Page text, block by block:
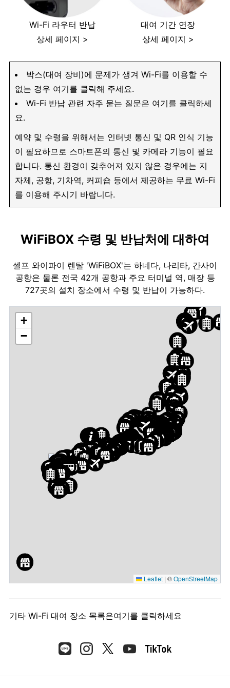
Wi-Fi 라우터 반납
상세 페이지 >
대여 기간 연장
상세 페이지 >
박스(대여 장비)에 문제가 생겨 Wi-Fi를 이용할 수
없는 경우 여기를 클릭해 주세요.
Wi-Fi 반납 관련 자주 묻는 질문은 여기를 클릭하세
요.
예약 및 수령을 위해서는 인터넷 통신 및 QR 인식 기능
이 필요하므로 스마트폰의 통신 및 카메라 기능이 필요
합니다. 통신 환경이 갖추어져 있지 않은 경우에는 지
자체, 공항, 기차역, 커피숍 등에서 제공하는 무료 Wi-Fi
를 이용해 주시기 바랍니다.
WiFiBOX 수령 및 반납처에 대하여
셀프 와이파이 렌탈 'WiFiBOX'는 하네다, 나리타, 간사이
공항은 물론 전국 42개 공항과 주요 터미널 역, 매장 등
727곳의 설치 장소에서 수령 및 반납이 가능하다.
+
−
Leaflet | ©OpenStreetMap
기타 Wi-Fi 대여 장소 목록은여기를 클릭하세요